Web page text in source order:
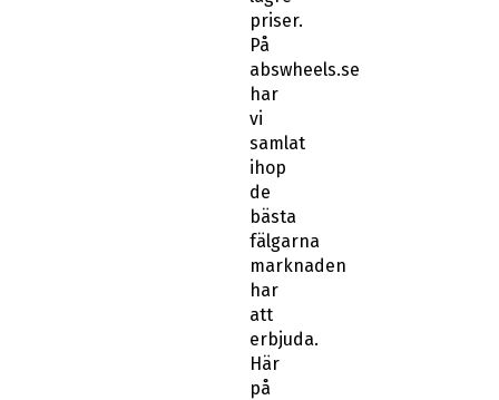
priser.
På
abswheels.se
har
vi
samlat
ihop
de
bästa
fälgarna
marknaden
har
att
erbjuda.
Här
på